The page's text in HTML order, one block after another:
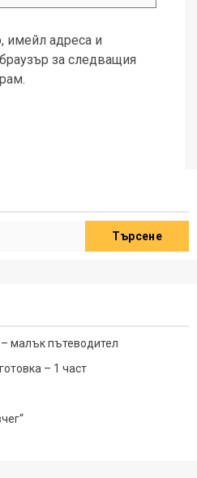
имейл адреса и
за следващия
Търсене
малък пътеводител
– 1 част